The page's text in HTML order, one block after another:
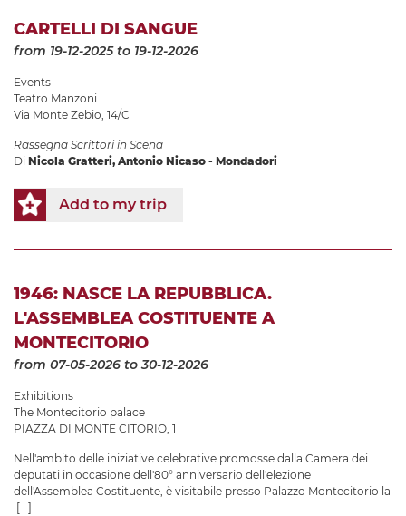
CARTELLI DI SANGUE
from 19-12-2025to 19-12-2026
Events
Teatro Manzoni
Via Monte Zebio, 14/C
Rassegna Scrittori in Scena
Di Nicola Gratteri, Antonio Nicaso - Mondadori
Add to my trip
1946: NASCE LA REPUBBLICA.
L'ASSEMBLEA COSTITUENTE A
MONTECITORIO
from 07-05-2026 to 30-12-2026
Exhibitions
The Montecitorio palace
PIAZZA DI MONTE CITORIO, 1
Nell'ambito delle iniziative celebrative promosse dalla Camera dei
deputati in occasione dell'80° anniversario dell'elezione
dell'Assemblea Costituente, è visitabile presso Palazzo Montecitorio la
[...]